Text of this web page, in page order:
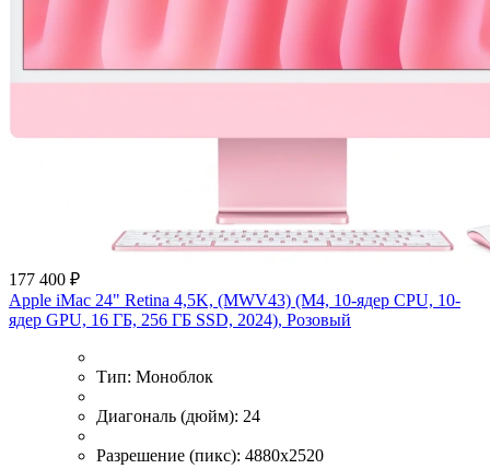
177 400 ₽
Apple iMac 24" Retina 4,5K, (MWV43) (M4, 10-ядер CPU, 10-
ядер GPU, 16 ГБ, 256 ГБ SSD, 2024), Розовый
Тип: Моноблок
Диагональ (дюйм): 24
Разрешение (пикс): 4880x2520